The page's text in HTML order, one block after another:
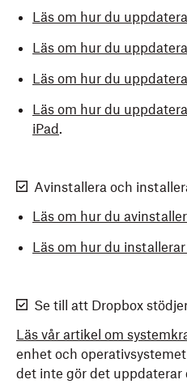
Läs om hur du
Läs om hur du
Läs om hur du
Läs om hur du
iPad .
Avinstallera och
Läs om hur du
Läs om hur du
Se till att Dropbox
Läs vår artikel om
enhet och
det inte gör det